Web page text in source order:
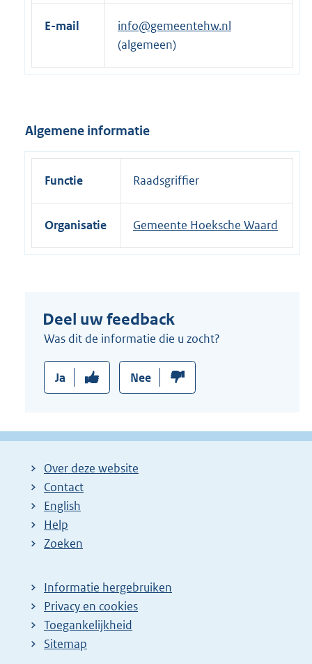
e
r
n
e
n
k
E-mail
info@gemeentehw.nl
(algemeen)
Algemene informatie
Functie Raadsgriffier
Organisatie Gemeente Hoeksche Waard
Deel uw feedback
Was dit de informatie die u zocht?
Ja Nee
Over deze website
Contact
English
Help
Zoeken
Informatie hergebruiken
Privacy en cookies
Toegankelijkheid
Sitemap